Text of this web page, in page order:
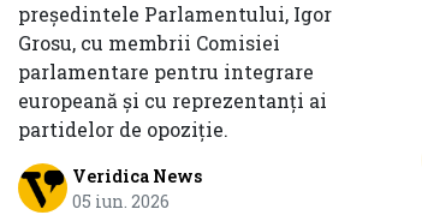
președintele Parlamentului, Igor
Grosu, cu membrii Comisiei
parlamentare pentru integrare
europeană și cu reprezentanți ai
partidelor de opoziție.
Veridica News
05 iun. 2026